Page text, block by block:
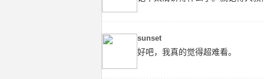
sunset
好吧，我真的觉得超难看。